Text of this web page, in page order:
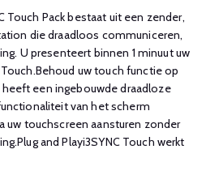
Touch Pack bestaat uit een zender,
die draadloos communiceren,
U presenteert binnen 1 minuut uw
uw touch functie op
een ingebouwde draadloze
van het scherm
uw touchscreen aansturen zonder
and Playi3SYNC Touch werkt